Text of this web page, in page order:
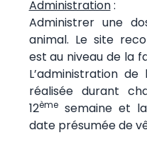
Administration:
Administrer une
animal. Le site
est au niveau de la
L’administration
réalisée durant
12èmesemaine et
date présumée de